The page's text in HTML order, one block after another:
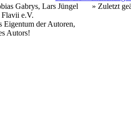
Falls die Weiterleitung
Gabrys, Lars Jüngel
e.V.
» Zuletzt
der Autoren,